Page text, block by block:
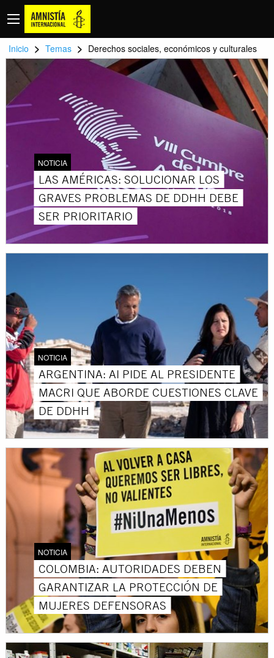
Inicio > Temas > Derechos sociales, económicos y culturales
NOTICIA
LAS AMÉRICAS: SOLUCIONAR LOS
GRAVES PROBLEMAS DE DDHH DEBE
SER PRIORITARIO
NOTICIA
ARGENTINA: AI PIDE AL PRESIDENTE
MACRI QUE ABORDE CUESTIONES CLAVE
DE DDHH
NOTICIA
COLOMBIA: AUTORIDADES DEBEN
GARANTIZAR LA PROTECCIÓN DE
MUJERES DEFENSORAS